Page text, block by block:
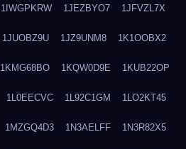
1IWGPKRW 1JEZBYO7 1JFVZL7X
1JUOBZ9U 1JZ9UNM8 1K1OOBX2
1KMG68BO 1KQW0D9E 1KUB22OP
1L0EECVC 1L92C1GM 1LO2KT45
1MZGQ4D3 1N3AELFF 1N3R82X5